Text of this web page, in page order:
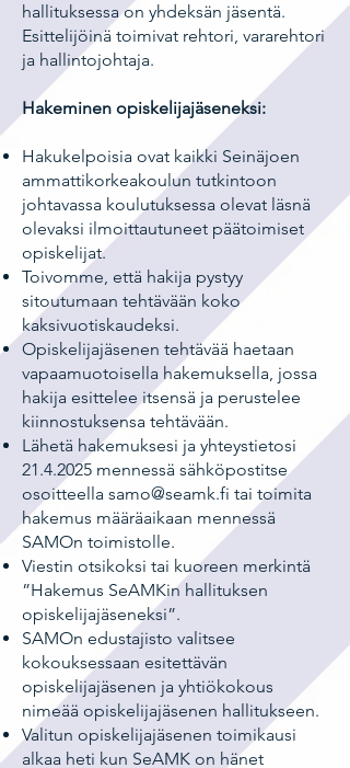
hallituksessa on yhdeksän jäsentä.
Esittelijöinä toimivat rehtori, vararehtori
ja hallintojohtaja.
Hakeminen opiskelijajäseneksi:
Hakukelpoisia ovat kaikki Seinäjoen
ammattikorkeakoulun tutkintoon
johtavassa koulutuksessa olevat läsnä
olevaksi ilmoittautuneet päätoimiset
opiskelijat.
Toivomme, että hakija pystyy
sitoutumaan tehtävään koko
kaksivuotiskaudeksi.
Opiskelijajäsenen tehtävää haetaan
vapaamuotoisella hakemuksella, jossa
hakija esittelee itsensä ja perustelee
kiinnostuksensa tehtävään.
Lähetä hakemuksesi ja yhteystietosi
21.4.2025 mennessä sähköpostitse
osoitteella samo@seamk.fi tai toimita
hakemus määräaikaan mennessä
SAMOn toimistolle.
Viestin otsikoksi tai kuoreen merkintä
”Hakemus SeAMKin hallituksen
opiskelijajäseneksi”.
SAMOn edustajisto valitsee
kokouksessaan esitettävän
opiskelijajäsenen ja yhtiökokous
nimeää opiskelijajäsenen hallitukseen.
Valitun opiskelijajäsenen toimikausi
alkaa heti kun SeAMK on hänet